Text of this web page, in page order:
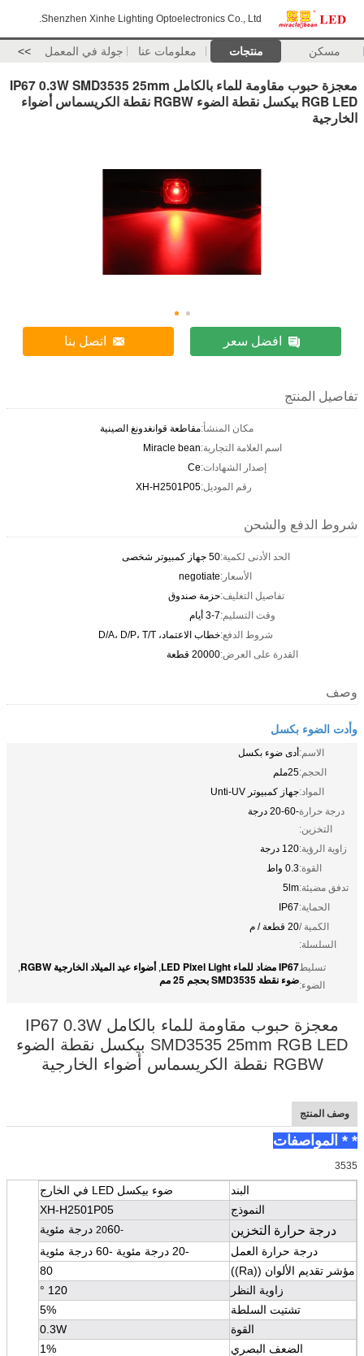
Shenzhen Xinhe Lighting Optoelectronics Co., Ltd.
مسكن منتجات معلومات عنا جولة في المعمل >>
معجزة حبوب مقاومة للماء بالكامل IP67 0.3W SMD3535 25mm
RGB LED بيكسل نقطة الضوء RGBW نقطة الكريسماس أضواء
الخارجية
افضل سعر اتصل بنا
تفاصيل المنتج
مكان المنشأ:مقاطعة قوانغدونغ الصينية
اسم العلامة التجارية:Miracle bean
إصدار الشهادات:Ce
رقم الموديل:XH-H2501P05
شروط الدفع والشحن
الحد الأدنى لكمية:50 جهاز كمبيوتر شخصى
الأسعار:negotiate
تفاصيل التغليف:حزمة صندوق
وقت التسليم:3-7 أيام
شروط الدفع:خطاب الاعتماد، D/A، D/P، T/T
القدرة على العرض:20000 قطعة
وصف
وأدت الضوء بكسل
الاسم:أدى ضوء بكسل
الحجم:25ملم
المواد:جهاز كمبيوتر Unti-UV
درجة حرارة
التخزين:
-20-60 درجة
زاوية الرؤية:120 درجة
القوة:0.3 واط
تدفق مضيئة:5lm
الحماية:IP67
الكمية /
السلسلة:
20 قطعة / م
تسليط
الضوء:
IP67 مضاد للماء LED Pixel Light ,أضواء عيد الميلاد الخارجية RGBW ,
ضوء نقطة SMD3535 بحجم 25 مم
معجزة حبوب مقاومة للماء بالكامل IP67 0.3W
SMD3535 25mm RGB LED بيكسل نقطة الضوء
RGBW نقطة الكريسماس أضواء الخارجية
وصف المنتج
* * المواصفات
3535
البند
ضوء بيكسل LED في الخارج
النموذج
XH-H2501P05
درجة حرارة التخزين -2060 درجة مئوية
درجة حرارة العمل
-20 درجة مئوية -60 درجة مئوية
مؤشر تقديم الألوان ((Ra))
80
زاوية النظر
120 °
تشتيت السلطة
5%
القوة
0.3W
الضعف البصري
1%